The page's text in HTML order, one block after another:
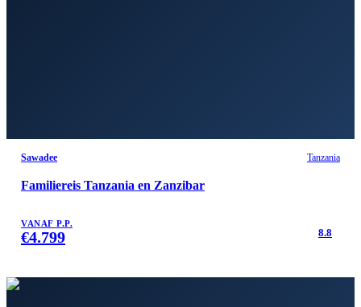
Sawadee Tanzania
Familiereis Tanzania en Zanzibar
VANAF P.P.
€4.799 8.8